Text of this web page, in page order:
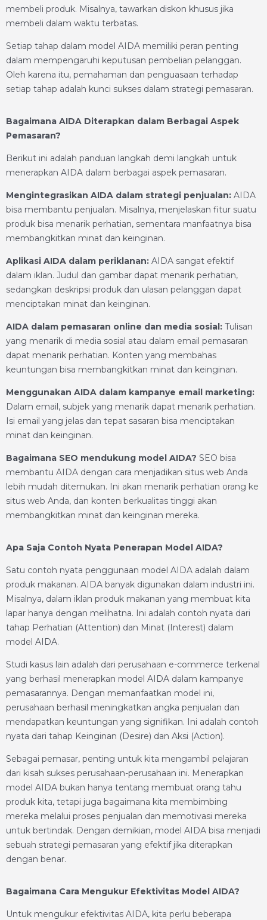
membeli produk. Misalnya, tawarkan diskon khusus jika
membeli dalam waktu terbatas.
Setiap tahap dalam model AIDA memiliki peran penting
dalam mempengaruhi keputusan pembelian pelanggan.
Oleh karena itu, pemahaman dan penguasaan terhadap
setiap tahap adalah kunci sukses dalam strategi pemasaran.
Bagaimana AIDA Diterapkan dalam Berbagai Aspek
Pemasaran?
Berikut ini adalah panduan langkah demi langkah untuk
menerapkan AIDA dalam berbagai aspek pemasaran.
Mengintegrasikan AIDA dalam strategi penjualan: AIDA
bisa membantu penjualan. Misalnya, menjelaskan fitur suatu
produk bisa menarik perhatian, sementara manfaatnya bisa
membangkitkan minat dan keinginan.
Aplikasi AIDA dalam periklanan: AIDA sangat efektif
dalam iklan. Judul dan gambar dapat menarik perhatian,
sedangkan deskripsi produk dan ulasan pelanggan dapat
menciptakan minat dan keinginan.
AIDA dalam pemasaran online dan media sosial: Tulisan
yang menarik di media sosial atau dalam email pemasaran
dapat menarik perhatian. Konten yang membahas
keuntungan bisa membangkitkan minat dan keinginan.
Menggunakan AIDA dalam kampanye email marketing:
Dalam email, subjek yang menarik dapat menarik perhatian.
Isi email yang jelas dan tepat sasaran bisa menciptakan
minat dan keinginan.
Bagaimana SEO mendukung model AIDA? SEO bisa
membantu AIDA dengan cara menjadikan situs web Anda
lebih mudah ditemukan. Ini akan menarik perhatian orang ke
situs web Anda, dan konten berkualitas tinggi akan
membangkitkan minat dan keinginan mereka.
Apa Saja Contoh Nyata Penerapan Model AIDA?
Satu contoh nyata penggunaan model AIDA adalah dalam
produk makanan. AIDA banyak digunakan dalam industri ini.
Misalnya, dalam iklan produk makanan yang membuat kita
lapar hanya dengan melihatna. Ini adalah contoh nyata dari
tahap Perhatian (Attention) dan Minat (Interest) dalam
model AIDA.
Studi kasus lain adalah dari perusahaan e-commerce terkenal
yang berhasil menerapkan model AIDA dalam kampanye
pemasarannya. Dengan memanfaatkan model ini,
perusahaan berhasil meningkatkan angka penjualan dan
mendapatkan keuntungan yang signifikan. Ini adalah contoh
nyata dari tahap Keinginan (Desire) dan Aksi (Action).
Sebagai pemasar, penting untuk kita mengambil pelajaran
dari kisah sukses perusahaan-perusahaan ini. Menerapkan
model AIDA bukan hanya tentang membuat orang tahu
produk kita, tetapi juga bagaimana kita membimbing
mereka melalui proses penjualan dan memotivasi mereka
untuk bertindak. Dengan demikian, model AIDA bisa menjadi
sebuah strategi pemasaran yang efektif jika diterapkan
dengan benar.
Bagaimana Cara Mengukur Efektivitas Model AIDA?
Untuk mengukur efektivitas AIDA, kita perlu beberapa